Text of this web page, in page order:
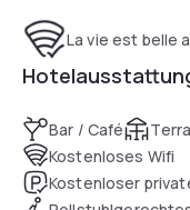
La vie est belle
Bar / Café
Kostenloses Wifi
Kostenloser